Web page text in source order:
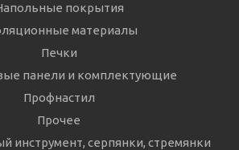
покрытия
материалы
Печки
панели и комплектующие
Профнастил
Прочее
инструмент, серпянки, стремянки